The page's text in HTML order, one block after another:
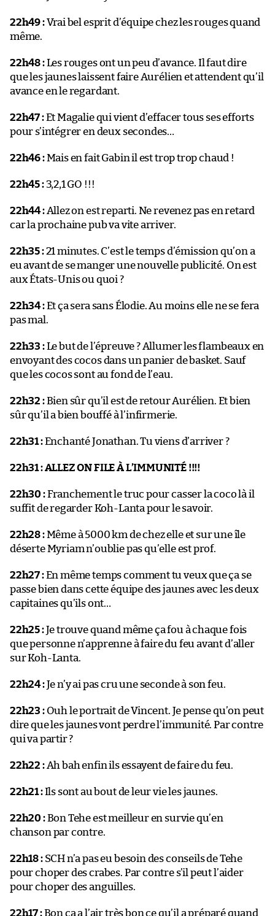
22h49 :Vrai bel esprit d’équipe chez les rouges quand
même.
22h48 :Les rouges ont un peu d’avance. Il faut dire
que les jaunes laissent faire Aurélien et attendent qu’il
avance en le regardant.
22h47 :Et Magalie qui vient d’effacer tous ses efforts
pour s’intégrer en deux secondes…
22h46 :Mais en fait Gabin il est trop trop chaud !
22h45 :3,2,1 GO !!!
22h44 :Allez on est reparti. Ne revenez pas en retard
car la prochaine pub va vite arriver.
22h35 :21 minutes. C’est le temps d’émission qu’on a
eu avant de se manger une nouvelle publicité. On est
aux États-Unis ou quoi ?
22h34 :Et ça sera sans Élodie. Au moins elle ne se fera
pas mal.
22h33 :Le but de l’épreuve ? Allumer les flambeaux en
envoyant des cocos dans un panier de basket. Sauf
que les cocos sont au fond de l’eau.
22h32 :Bien sûr qu’il est de retour Aurélien. Et bien
sûr qu’il a bien bouffé à l’infirmerie.
22h31 :Enchanté Jonathan. Tu viens d’arriver ?
22h31 :ALLEZ ON FILE À L’IMMUNITÉ !!!!
22h30 :Franchement le truc pour casser la coco là il
suffit de regarder Koh-Lanta pour le savoir.
22h28 :Même à 5000 km de chez elle et sur une île
déserte Myriam n’oublie pas qu’elle est prof.
22h27 :En même temps comment tu veux que ça se
passe bien dans cette équipe des jaunes avec les deux
capitaines qu’ils ont…
22h25 :Je trouve quand même ça fou à chaque fois
que personne n’apprenne à faire du feu avant d’aller
sur Koh-Lanta.
22h24 :Je n’y ai pas cru une seconde à son feu.
22h23 :Ouh le portrait de Vincent. Je pense qu’on peut
dire que les jaunes vont perdre l’immunité. Par contre
qui va partir ?
22h22 :Ah bah enfin ils essayent de faire du feu.
22h21 :Ils sont au bout de leur vie les jaunes.
22h20 :Bon Tehe est meilleur en survie qu’en
chanson par contre.
22h18 :SCH n’a pas eu besoin des conseils de Tehe
pour choper des crabes. Par contre s’il peut l’aider
pour choper des anguilles.
22h17 :Bon ça a l’air très bon ce qu’il a préparé quand